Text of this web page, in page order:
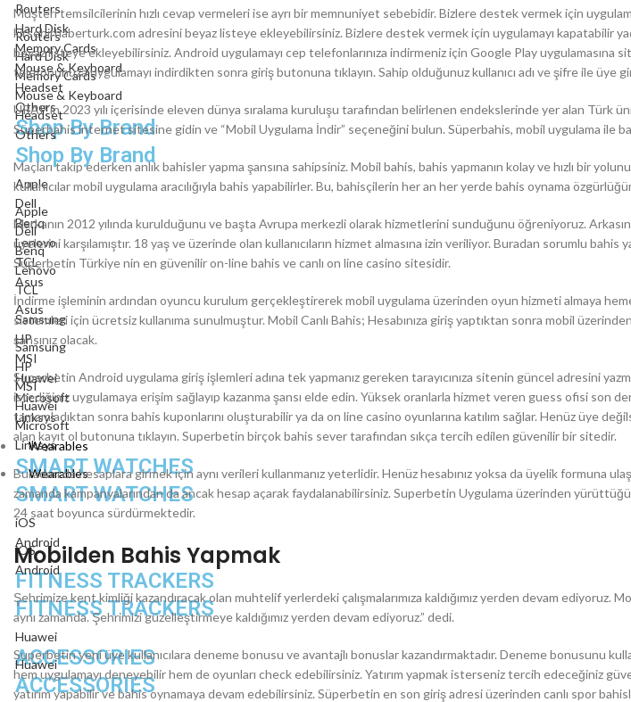
Routers
Hard Disk
Memory Cards
Mouse & Keyboard
Headset
Others
Shop By Brand
Apple
Dell
Benq
Lenovo
TCL
Asus
Samsung
HP
MSI
Huawei
Microsoft
Linksys
Wearables
SMART WATCHES
iOS
Android
FITNESS TRACKERS
Huawei
ACCESSORIES
Routers
Hard Disk
Memory Cards
Mouse & Keyboard
Headset
Others
Shop By Brand
Apple
Dell
Benq
Lenovo
TCL
Asus
Samsung
HP
MSI
Huawei
Microsoft
Linksys
Wearables
SMART WATCHES
iOS
Android
FITNESS TRACKERS
Huawei
ACCESSORIES
Müşteri temsilcilerinin hızlı cevap vermeleri ise ayrı bir memnuniyet sebebidir. Bizlere destek vermek için
kirsehirhaberturk.com adresini beyaz listeye ekleyebilirsiniz. Bizlere destek vermek için uygulamayı kapatabilir
beyaz listeye ekleyebilirsiniz. Android uygulamayı cep telefonlarınıza indirmeniz için Google Play uygulamasına
telefonunuza uygulamayı indirdikten sonra giriş butonuna tıklayın. Sahip olduğunuz kullanıcı adı ve şifre ile üye
URAP’ın 2023 yılı içerisinde eleven dünya sıralama kuruluşu tarafından belirlenen endekslerinde yer alan Türk
Süperbahis internet sitesine gidin ve “Mobil Uygulama İndir” seçeneğini bulun. Süperbahis, mobil uygulama ile
Maçları takip ederken anlık bahisler yapma şansına sahipsiniz. Mobil bahis, bahis yapmanın kolay ve hızlı bir
kullanıcılar mobil uygulama aracılığıyla bahis yapabilirler. Bu, bahisçilerin her an her yerde bahis oynama
Markanın 2012 yılında kurulduğunu ve başta Avrupa merkezli olarak hizmetlerini sunduğunu öğreniyoruz.
üyelerini karşılamıştır. 18 yaş ve üzerinde olan kullanıcıların hizmet almasına izin veriliyor. Buradan sorumlu bahis
Superbetin Türkiye nin en güvenilir on-line bahis ve canlı on line casino sitesidir.
İndirme işleminin ardından oyuncu kurulum gerçekleştirerek mobil uygulama üzerinden oyun hizmeti almaya
sistemleri için ücretsiz kullanıma sunulmuştur. Mobil Canlı Bahis; Hesabınıza giriş yaptıktan sonra mobil
şansınız olacak.
Superbetin Android uygulama giriş işlemleri adına tek yapmanız gereken tarayıcınıza sitenin güncel adresini
istediğiniz uygulamaya erişim sağlayıp kazanma şansı elde edin. Yüksek oranlarla hizmet veren guess ofisi son
tamamladıktan sonra bahis kuponlarını oluşturabilir ya da on line casino oyunlarına katılım sağlar. Henüz üye
alan kayıt ol butonuna tıklayın. Superbetin birçok bahis sever tarafından sıkça tercih edilen güvenilir bir sitedir.
Buradan da hesaplara girmek için aynı verileri kullanmanız yeterlidir. Henüz hesabınız yoksa da üyelik formuna
zamanda kampanyalarından da ancak hesap açarak faydalanabilirsiniz. Superbetin Uygulama üzerinden
24 saat boyunca sürdürmektedir.
Mobilden Bahis Yapmak
Şehrimize kent kimliği kazandıracak olan muhtelif yerlerdeki çalışmalarımıza kaldığımız yerden devam ediyoruz.
aynı zamanda. Şehrimizi güzelleştirmeye kaldığımız yerden devam ediyoruz.” dedi.
Superbetin yeni üye kullanıcılara deneme bonusu ve avantajlı bonuslar kazandırmaktadır. Deneme bonusunu
hem uygulamayı deneyebilir hem de oyunları check edebilirsiniz. Yatırım yapmak isterseniz tercih edeceğiniz
yatırım yapabilir ve bahis oynamaya devam edebilirsiniz. Süperbetin en son giriş adresi üzerinden canlı spor